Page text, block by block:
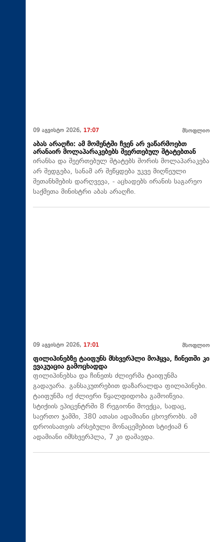
09 აგვისტო 2026, 17:07 მსოფლიო
აბას არაღჩი: ამ მომენტში ჩვენ არ ვაწარმოებთ
არანაირ მოლაპარაკებებს შეერთებულ შტატებთან
ირანსა და შეერთებულ შტატებს შორის მოლაპარაკება
არ შედგება, სანამ არ შეწყდება უკვე მიღწეული
შეთანხმების დარღვევა, - აცხადებს ირანის საგარეო
საქმეთა მინისტრი აბას არაღჩი.
09 აგვისტო 2026, 17:01 მსოფლიო
ფილიპინებზე ტაიფუნს მსხვერპლი მოჰყვა, ჩინეთში კი
ევაკუაცია გამოცხადდა
ფილიპინებსა და ჩინეთს ძლიერმა ტაიფუნმა
გადაუარა. განსაკუთრებით დაზარალდა ფილიპინები.
ტაიფუნმა იქ ძლიერი წყალდიდობა გამოიწვია.
სტიქიის ეპიცენტრში 8 რეგიონი მოექცა, სადაც,
საერთო ჯამში, 380 ათასი ადამიანი ცხოვრობს. ამ
დროისათვის არსებული მონაცემებით სტიქიამ 6
ადამიანი იმსხვერპლა, 7 კი დაშავდა.